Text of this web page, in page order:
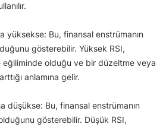
yüksekse: Bu, finansal enstrümanın
gösterebilir. Yüksek RSI,
eğiliminde olduğu ve bir düzeltme veya
anlamına gelir.
düşükse: Bu, finansal enstrümanın
olduğunu gösterebilir. Düşük RSI,